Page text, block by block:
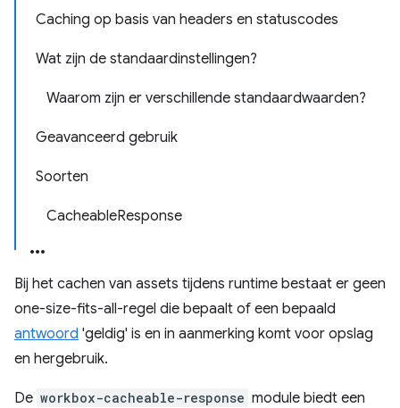
Caching op basis van headers en statuscodes
Wat zijn de standaardinstellingen?
Waarom zijn er verschillende standaardwaarden?
Geavanceerd gebruik
Soorten
CacheableResponse
Bij het cachen van assets tijdens runtime bestaat er geen
one-size-fits-all-regel die bepaalt of een bepaald
antwoord 'geldig' is en in aanmerking komt voor opslag
en hergebruik.
De workbox-cacheable-response module biedt een